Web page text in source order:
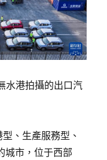
水港拍攝的出口汽
、生產服務型、
城市，位于西部